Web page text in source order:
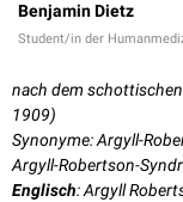
Benjamin Dietz
Student/in der
nach dem
1909)
Synonyme: Argyll-
Argyll-Robertson-
Englisch: Argyll